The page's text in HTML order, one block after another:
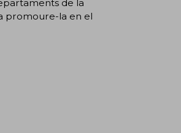
de la
promoure-la en el